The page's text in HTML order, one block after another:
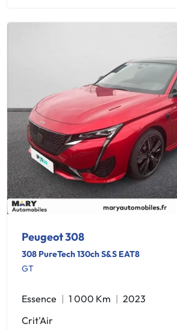
Peugeot 308
308 PureTech 130ch S&S EAT8
GT
Essence 1 000 Km
2023
Crit'Air